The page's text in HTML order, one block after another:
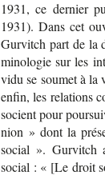
1931, ce der­nier
1931). Dans cet
Gur­vitch part de la
mi­no­lo­gie sur les
vidu se sou­met à la
enfin, les rela­tions
so­cient pour
nion » dont la
social ». Gur­vitch
social : « [Le droit